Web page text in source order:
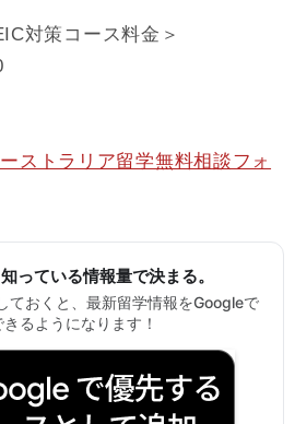
対策コース料金＞
ストラリア留学無料相談フォ
っている情報量で決まる。
ておくと、最新留学情報をGoogleで
るようになります！